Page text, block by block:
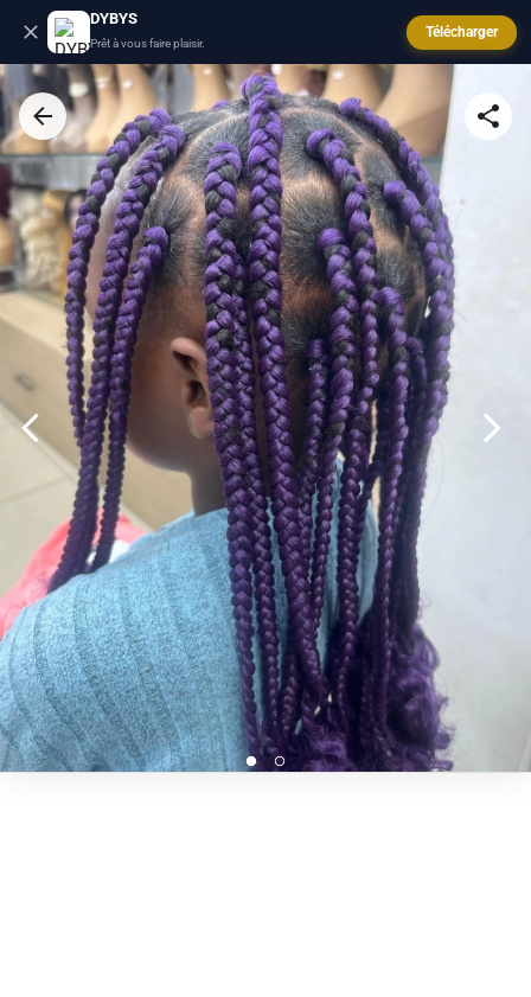
DYBYS
Prêt à vous faire plaisir.
Télécharger